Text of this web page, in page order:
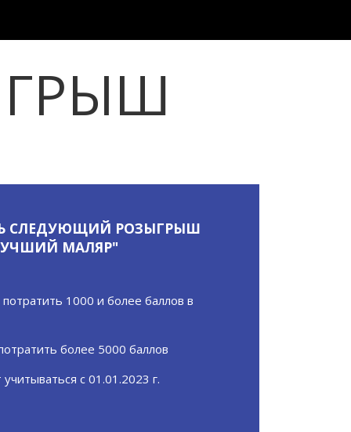
СЛЕДУЮЩИЙ РОЗЫГРЫШ
МАЛЯР"
1000 и более баллов в
более 5000 баллов
с 01.01.2023 г.